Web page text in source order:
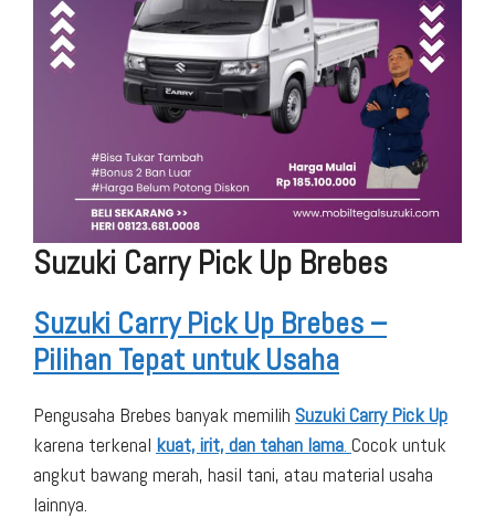
Suzuki Carry Pick Up Brebes
Suzuki Carry Pick Up Brebes –
Pilihan Tepat untuk Usaha
Pengusaha Brebes banyak memilih Suzuki Carry Pick Up
karena terkenal kuat, irit, dan tahan lama. Cocok untuk
angkut bawang merah, hasil tani, atau material usaha
lainnya.